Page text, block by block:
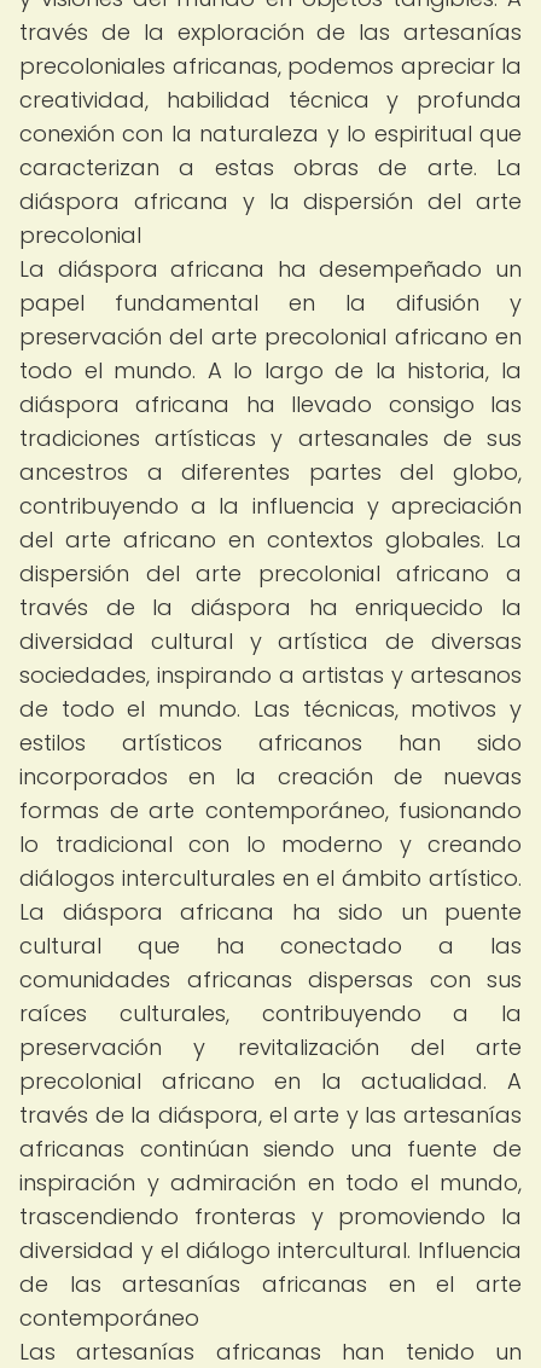
través de la exploración de las artesanías
precoloniales africanas, podemos apreciar la
creatividad, habilidad técnica y profunda
conexión con la naturaleza y lo espiritual que
caracterizan a estas obras de arte. La
diáspora africana y la dispersión del arte
precolonial
La diáspora africana ha desempeñado un
papel fundamental en la difusión y
preservación del arte precolonial africano en
todo el mundo. A lo largo de la historia, la
diáspora africana ha llevado consigo las
tradiciones artísticas y artesanales de sus
ancestros a diferentes partes del globo,
contribuyendo a la influencia y apreciación
del arte africano en contextos globales. La
dispersión del arte precolonial africano a
través de la diáspora ha enriquecido la
diversidad cultural y artística de diversas
sociedades, inspirando a artistas y artesanos
de todo el mundo. Las técnicas, motivos y
estilos artísticos africanos han sido
incorporados en la creación de nuevas
formas de arte contemporáneo, fusionando
lo tradicional con lo moderno y creando
diálogos interculturales en el ámbito artístico.
La diáspora africana ha sido un puente
cultural que ha conectado a las
comunidades africanas dispersas con sus
raíces culturales, contribuyendo a la
preservación y revitalización del arte
precolonial africano en la actualidad. A
través de la diáspora, el arte y las artesanías
africanas continúan siendo una fuente de
inspiración y admiración en todo el mundo,
trascendiendo fronteras y promoviendo la
diversidad y el diálogo intercultural. Influencia
de las artesanías africanas en el arte
contemporáneo
Las artesanías africanas han tenido un